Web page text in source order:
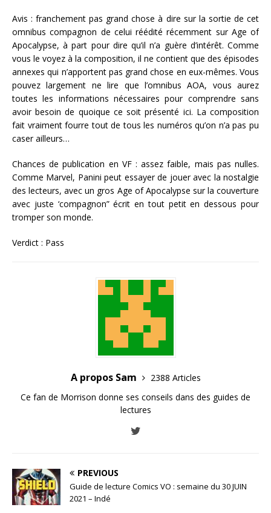
Avis : franchement pas grand chose à dire sur la sortie de cet
omnibus compagnon de celui réédité récemment sur Age of
Apocalypse, à part pour dire qu’il n’a guère d’intérêt. Comme
vous le voyez à la composition, il ne contient que des épisodes
annexes qui n’apportent pas grand chose en eux-mêmes. Vous
pouvez largement ne lire que l’omnibus AOA, vous aurez
toutes les informations nécessaires pour comprendre sans
avoir besoin de quoique ce soit présenté ici. La composition
fait vraiment fourre tout de tous les numéros qu’on n’a pas pu
caser ailleurs…
Chances de publication en VF : assez faible, mais pas nulles.
Comme Marvel, Panini peut essayer de jouer avec la nostalgie
des lecteurs, avec un gros Age of Apocalypse sur la couverture
avec juste ‘compagnon” écrit en tout petit en dessous pour
tromper son monde.
Verdict : Pass
A propos Sam
2388 Articles
Ce fan de Morrison donne ses conseils dans des guides de
lectures
PREVIOUS
Guide de lecture Comics VO : semaine du 30 JUIN
2021 – Indé